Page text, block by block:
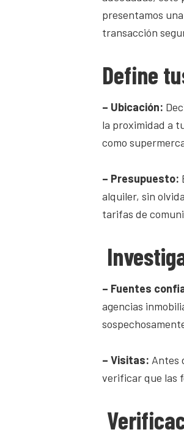
presentamos
transacción
Define
– Ubicación:
la proximidad a
como
– Presupuesto:
alquiler, sin
tarifas de
– Fuentes
agencias
– Visitas: Antes
verificar que las